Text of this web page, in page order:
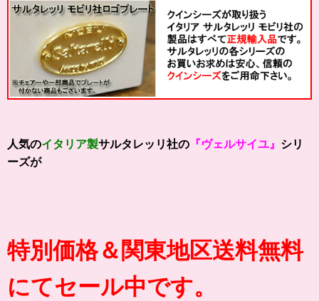
人気のイタリア製サルタレッリ社の 『ヴェルサイユ』 シリ
ーズが
特別価格＆関東地区送料無料
にてセール中です。